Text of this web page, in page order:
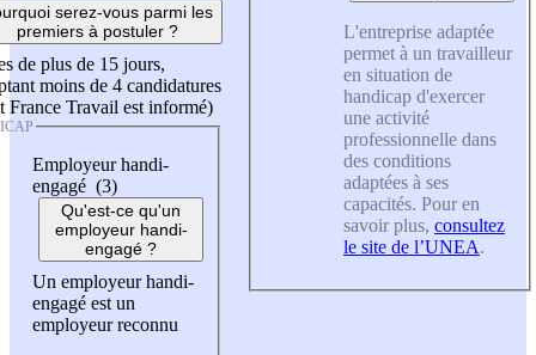
serez-vous parmi les
premiers à postuler ?
de plus de 15 jours,
moins de 4 candidatures
France Travail est informé)
Employeur handi-
engagé (3)
Qu'est-ce qu'un
employeur handi-
engagé ?
Un employeur handi-
engagé est un
employeur reconnu
L'entreprise adaptée
permet à un travailleur
en situation de
handicap d'exercer
une activité
professionnelle dans
des conditions
adaptées à ses
capacités. Pour en
savoir plus, consultez
le site de l’UNEA.